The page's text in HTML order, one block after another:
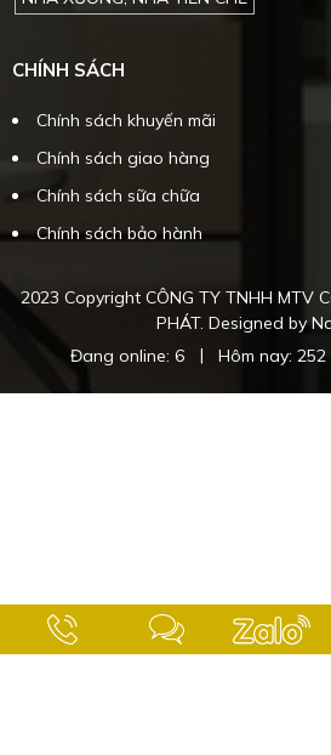
CHÍNH SÁCH
Chính sách khuyến mãi
Chính sách giao hàng
Chính sách sữa chữa
Chính sách bảo hành
2023 Copyright CÔNG TY TNHH MTV
PHÁT. Designed by
Đang online: 6
| Hôm nay: 252